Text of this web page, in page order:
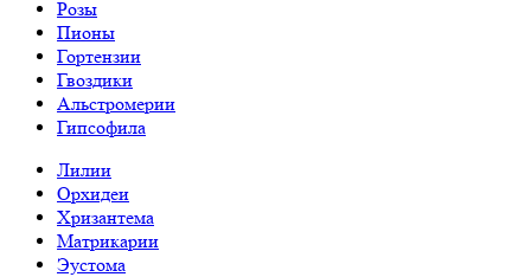
Розы
Пионы
Гортензии
Гвоздики
Альстромерии
Гипсофила
Лилии
Орхидеи
Хризантема
Матрикарии
Эустома